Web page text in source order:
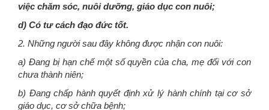
việc chăm sóc, nuôi dưỡng, giáo dục con nuôi;
d) Có tư cách đạo đức tốt.
2. Những người sau đây không được nhận con nuôi:
a) Đang bị hạn chế một số quyền của cha, mẹ đối với con
chưa thành niên;
b) Đang chấp hành quyết định xử lý hành chính tại cơ sở
giáo dục, cơ sở chữa bệnh;